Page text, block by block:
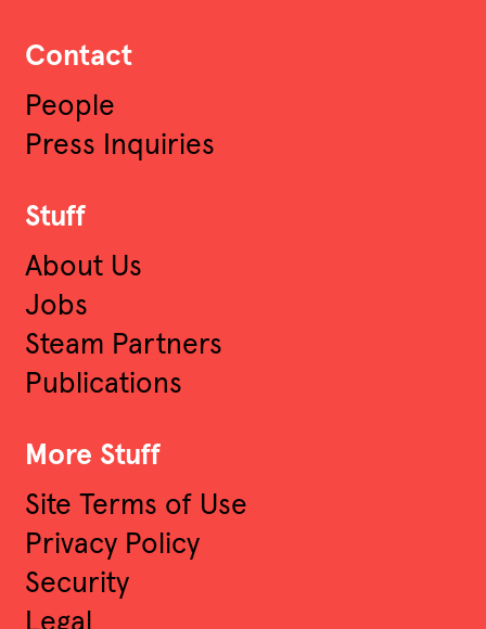
Contact
People
Press Inquiries
Stuff
About Us
Jobs
Steam Partners
Publications
More Stuff
Site Terms of Use
Privacy Policy
Security
Legal